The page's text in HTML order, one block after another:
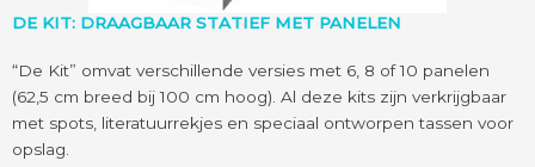
DE KIT: DRAAGBAAR STATIEF MET PANELEN
“De Kit” omvat verschillende versies met 6, 8 of 10 panelen
(62,5 cm breed bij 100 cm hoog). Al deze kits zijn verkrijgbaar
met spots, literatuurrekjes en speciaal ontworpen tassen voor
opslag.